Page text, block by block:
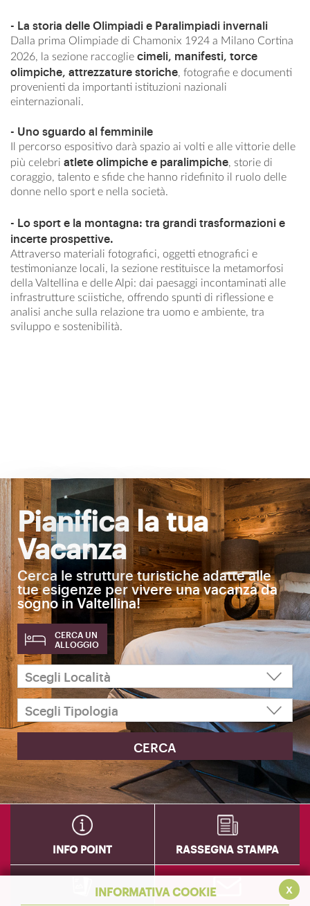
x
INFORMATIVA COOKIE
- La storia delle Olimpiadi e Paralimpiadi invernali
Dalla prima Olimpiade di Chamonix 1924 a Milano Cortina
2026, la sezione raccoglie cimeli, manifesti, torce
olimpiche, attrezzature storiche, fotografie e documenti
provenienti da importanti istituzioni nazionali
einternazionali.
- Uno sguardo al femminile
Il percorso espositivo darà spazio ai volti e alle vittorie delle
più celebri atlete olimpiche e paralimpiche, storie di
coraggio, talento e sfide che hanno ridefinito il ruolo delle
donne nello sport e nella società.
- Lo sport e la montagna: tra grandi trasformazioni e
incerte prospettive.
Attraverso materiali fotografici, oggetti etnografici e
testimonianze locali, la sezione restituisce la metamorfosi
della Valtellina e delle Alpi: dai paesaggi incontaminati alle
infrastrutture sciistiche, offrendo spunti di riflessione e
analisi anche sulla relazione tra uomo e ambiente, tra
sviluppo e sostenibilità.
Pianifica la tua
Vacanza
Cerca le strutture turistiche adatte alle
tue esigenze per vivere una vacanza da
sogno in Valtellina!
CERCA UN
ALLOGGIO
INFO POINT RASSEGNA STAMPA